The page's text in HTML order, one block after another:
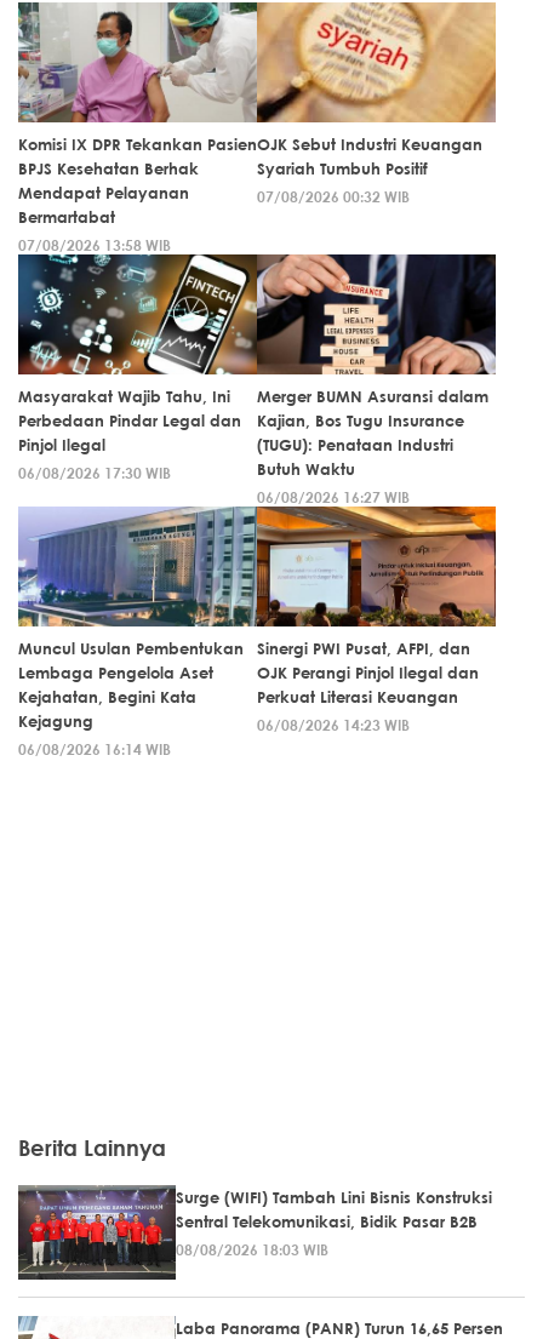
Komisi IX DPR Tekankan Pasien
BPJS Kesehatan Berhak
Mendapat Pelayanan
Bermartabat
07/08/2026 13:58 WIB
OJK Sebut Industri Keuangan
Syariah Tumbuh Positif
07/08/2026 00:32 WIB
Masyarakat Wajib Tahu, Ini
Perbedaan Pindar Legal dan
Pinjol Ilegal
06/08/2026 17:30 WIB
Merger BUMN Asuransi dalam
Kajian, Bos Tugu Insurance
(TUGU): Penataan Industri
Butuh Waktu
06/08/2026 16:27 WIB
Muncul Usulan Pembentukan
Lembaga Pengelola Aset
Kejahatan, Begini Kata
Kejagung
06/08/2026 16:14 WIB
Sinergi PWI Pusat, AFPI, dan
OJK Perangi Pinjol Ilegal dan
Perkuat Literasi Keuangan
06/08/2026 14:23 WIB
Berita Lainnya
Surge (WIFI) Tambah Lini Bisnis Konstruksi
Sentral Telekomunikasi, Bidik Pasar B2B
08/08/2026 18:03 WIB
Laba Panorama (PANR) Turun 16,65 Persen